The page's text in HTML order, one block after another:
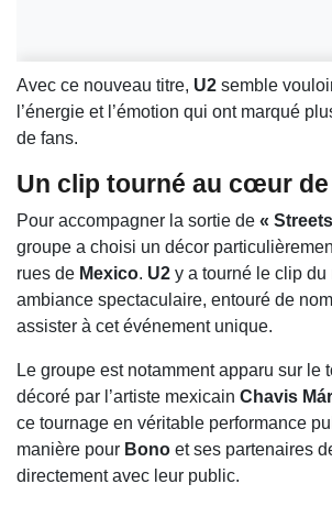
Avec ce nouveau titre, U2 semble
l’énergie et l’émotion qui ont marqué
de fans.
Un clip tourné au cœur
Pour accompagner la sortie de «
groupe a choisi un décor
rues de Mexico. U2 y a tourné le clip
ambiance spectaculaire, entouré de
assister à cet événement unique.
Le groupe est notamment apparu sur le
décoré par l’artiste mexicain Chavis
ce tournage en véritable performance
manière pour Bono et ses partenaires
directement avec leur public.